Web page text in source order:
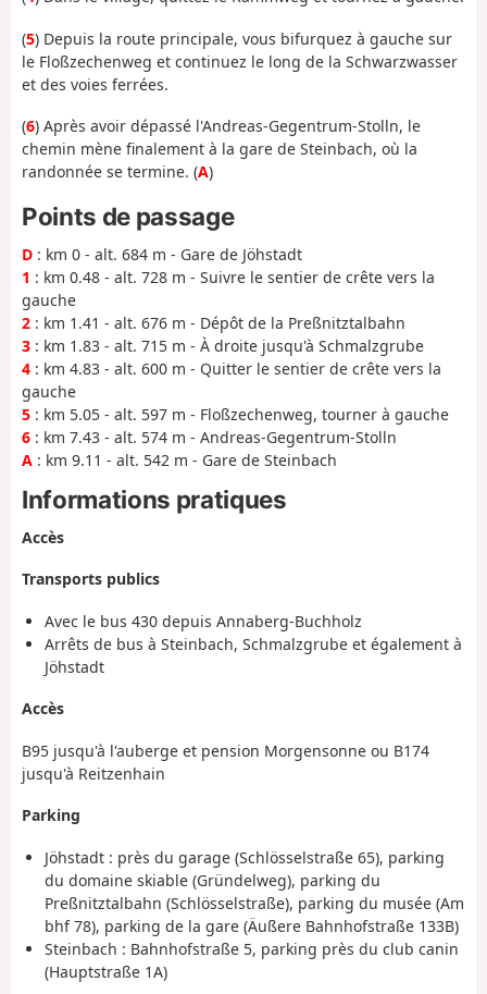
(5) Depuis la route principale, vous bifurquez à gauche sur
le Floßzechenweg et continuez le long de la Schwarzwasser
et des voies ferrées.
(6) Après avoir dépassé l'Andreas-Gegentrum-Stolln, le
chemin mène finalement à la gare de Steinbach, où la
randonnée se termine. (A)
Points de passage
D : km 0 - alt. 684 m - Gare de Jöhstadt
1 : km 0.48 - alt. 728 m - Suivre le sentier de crête vers la
gauche
2 : km 1.41 - alt. 676 m - Dépôt de la Preßnitztalbahn
3 : km 1.83 - alt. 715 m - À droite jusqu'à Schmalzgrube
4 : km 4.83 - alt. 600 m - Quitter le sentier de crête vers la
gauche
5 : km 5.05 - alt. 597 m - Floßzechenweg, tourner à gauche
6 : km 7.43 - alt. 574 m - Andreas-Gegentrum-Stolln
A : km 9.11 - alt. 542 m - Gare de Steinbach
Informations pratiques
Accès
Transports publics
Avec le bus 430 depuis Annaberg-Buchholz
Arrêts de bus à Steinbach, Schmalzgrube et également à
Jöhstadt
Accès
B95 jusqu'à l'auberge et pension Morgensonne ou B174
jusqu'à Reitzenhain
Parking
Jöhstadt : près du garage (Schlösselstraße 65), parking
du domaine skiable (Gründelweg), parking du
Preßnitztalbahn (Schlösselstraße), parking du musée (Am
bhf 78), parking de la gare (Äußere Bahnhofstraße 133B)
Steinbach : Bahnhofstraße 5, parking près du club canin
(Hauptstraße 1A)